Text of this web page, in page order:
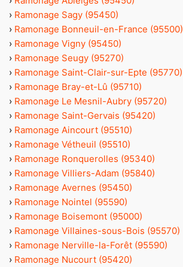
› Ramonage Sagy (95450)
› Ramonage Bonneuil-en-France (95500)
› Ramonage Vigny (95450)
› Ramonage Seugy (95270)
› Ramonage Saint-Clair-sur-Epte (95770)
› Ramonage Bray-et-Lû (95710)
› Ramonage Le Mesnil-Aubry (95720)
› Ramonage Saint-Gervais (95420)
› Ramonage Aincourt (95510)
› Ramonage Vétheuil (95510)
› Ramonage Ronquerolles (95340)
› Ramonage Villiers-Adam (95840)
› Ramonage Avernes (95450)
› Ramonage Nointel (95590)
› Ramonage Boisemont (95000)
› Ramonage Villaines-sous-Bois (95570)
› Ramonage Nerville-la-Forêt (95590)
› Ramonage Nucourt (95420)